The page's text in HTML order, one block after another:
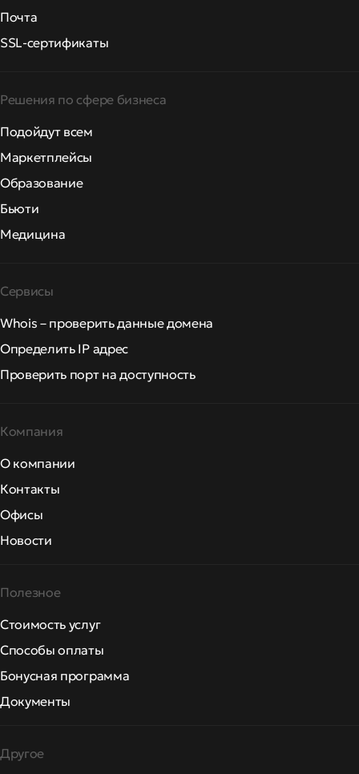
Почта
SSL-сертификаты
Решения по сфере бизнеса
Подойдут всем
Маркетплейсы
Образование
Бьюти
Медицина
Сервисы
Whois – проверить данные домена
Определить IP адрес
Проверить порт на доступность
Компания
О компании
Контакты
Офисы
Новости
Полезное
Стоимость услуг
Способы оплаты
Бонусная программа
Документы
Другое